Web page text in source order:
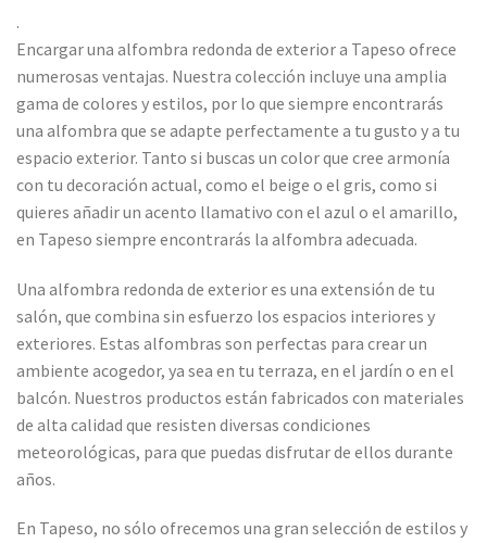
.
Encargar una alfombra redonda de exterior a Tapeso ofrece
numerosas ventajas. Nuestra colección incluye una amplia
gama de colores y estilos, por lo que siempre encontrarás
una alfombra que se adapte perfectamente a tu gusto y a tu
espacio exterior. Tanto si buscas un color que cree armonía
con tu decoración actual, como el beige o el gris, como si
quieres añadir un acento llamativo con el azul o el amarillo,
en Tapeso siempre encontrarás la alfombra adecuada.
Una alfombra redonda de exterior es una extensión de tu
salón, que combina sin esfuerzo los espacios interiores y
exteriores. Estas alfombras son perfectas para crear un
ambiente acogedor, ya sea en tu terraza, en el jardín o en el
balcón. Nuestros productos están fabricados con materiales
de alta calidad que resisten diversas condiciones
meteorológicas, para que puedas disfrutar de ellos durante
años.
En Tapeso, no sólo ofrecemos una gran selección de estilos y